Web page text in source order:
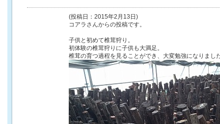
(投稿日：2015年2月13日)
コアラさんからの投稿です。
子供と初めて椎茸狩り。
初体験の椎茸狩りに子供も大満足。
椎茸の育つ過程を見ることができ、大変勉強になりまし